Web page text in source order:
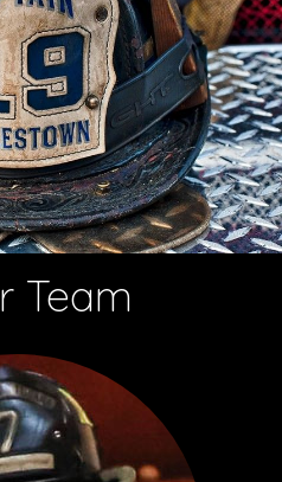
Team